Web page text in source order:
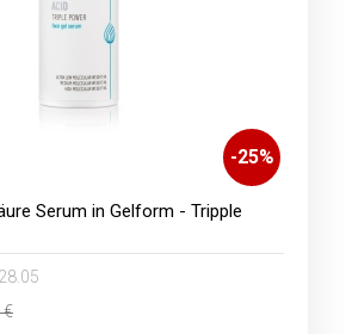
-25%
Serum in Gelform - Tripple
€